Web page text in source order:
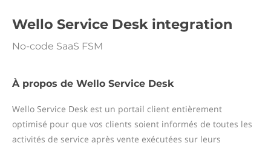
Wello Service Desk integration
No-code SaaS FSM
À propos de Wello Service Desk
Wello Service Desk est un portail client entièrement
optimisé pour que vos clients soient informés de toutes les
activités de service après vente exécutées sur leurs